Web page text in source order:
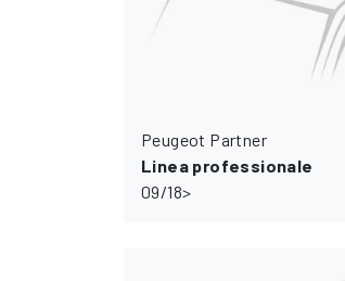
Peugeot Partner
Linea professionale
09/18>